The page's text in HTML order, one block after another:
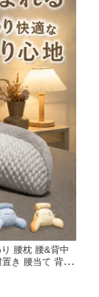
腰枕 腰&背中
き 腰当て 背当
い 夏 ベッド用
スクッション